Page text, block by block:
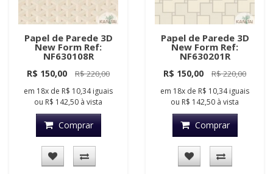
Papel de Parede 3D
New Form Ref:
NF630108R
R$ 150,00 R$ 220,00
em 18x de R$ 10,34 iguais
ou R$ 142,50 à vista
Comprar
Papel de Parede 3D
New Form Ref:
NF630201R
R$ 150,00 R$ 220,00
em 18x de R$ 10,34 iguais
ou R$ 142,50 à vista
Comprar